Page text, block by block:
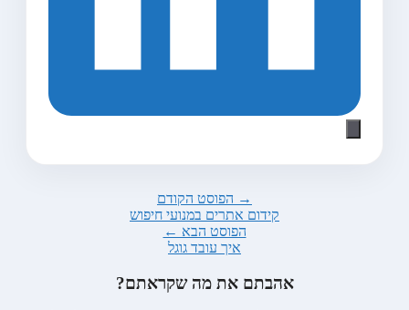
→ הפוסט הקודם
קידום אתרים במנועי חיפוש
הפוסט הבא ←
איך עובד גוגל
אהבתם את מה שקראתם?